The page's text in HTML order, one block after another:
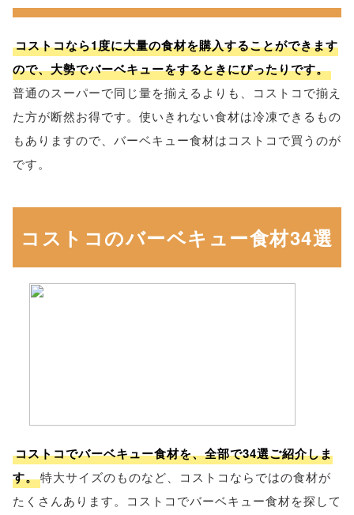
コストコなら1度に大量の食材を購入することができます
ので、大勢でバーベキューをするときにぴったりです。
普通のスーパーで同じ量を揃えるよりも、コストコで揃え
た方が断然お得です。使いきれない食材は冷凍できるもの
もありますので、バーベキュー食材はコストコで買うのが
です。
コストコのバーベキュー食材34選
コストコでバーベキュー食材を、全部で34選ご紹介しま
す。特大サイズのものなど、コストコならではの食材が
たくさんあります。コストコでバーベキュー食材を探して